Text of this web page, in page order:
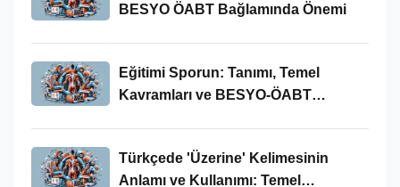
BESYO ÖABT Bağlamında Önemi
Eğitimi Sporun: Tanımı, Temel
Kavramları ve BESYO-ÖABT
Türkçede 'Üzerine' Kelimesinin
Anlamı ve Kullanımı: Temel